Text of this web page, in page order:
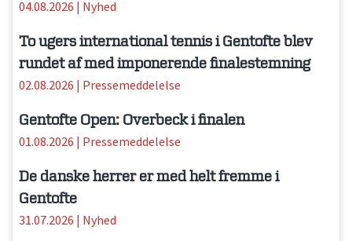
04.08.2026 | Nyhed
To ugers international tennis i Gentofte blev
rundet af med imponerende finalestemning
02.08.2026 | Pressemeddelelse
Gentofte Open: Overbeck i finalen
01.08.2026 | Pressemeddelelse
De danske herrer er med helt fremme i
Gentofte
31.07.2026 | Nyhed